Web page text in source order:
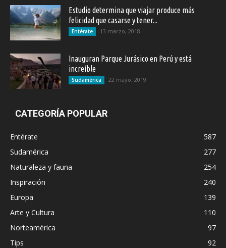
Estudio determina que viajar produce más
felicidad que casarse y tener...
Entérate 13 marzo, 2018
Inauguran Parque Jurásico en Perú y está
increíble
Sudamérica 22 mayo, 2019
CATEGORÍA POPULAR
Entérate
587
Sudamérica
277
Naturaleza y fauna
254
Inspiración
240
Europa
139
Arte y Cultura
110
Norteamérica
97
Tips
92